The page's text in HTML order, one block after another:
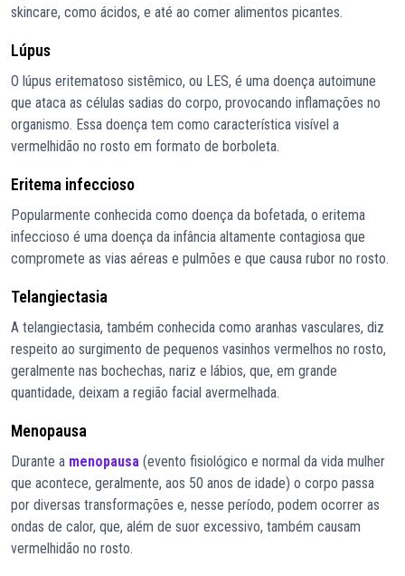
skincare, como ácidos, e até ao comer alimentos picantes.
Lúpus
O lúpus eritematoso sistêmico, ou LES, é uma doença autoimune
que ataca as células sadias do corpo, provocando inflamações no
organismo. Essa doença tem como característica visível a
vermelhidão no rosto em formato de borboleta.
Eritema infeccioso
Popularmente conhecida como doença da bofetada, o eritema
infeccioso é uma doença da infância altamente contagiosa que
compromete as vias aéreas e pulmões e que causa rubor no rosto.
Telangiectasia
A telangiectasia, também conhecida como aranhas vasculares, diz
respeito ao surgimento de pequenos vasinhos vermelhos no rosto,
geralmente nas bochechas, nariz e lábios, que, em grande
quantidade, deixam a região facial avermelhada.
Menopausa
Durante a menopausa (evento fisiológico e normal da vida mulher
que acontece, geralmente, aos 50 anos de idade) o corpo passa
por diversas transformações e, nesse período, podem ocorrer as
ondas de calor, que, além de suor excessivo, também causam
vermelhidão no rosto.